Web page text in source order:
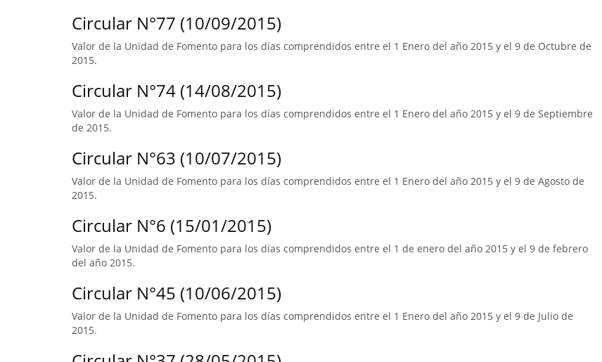
Circular N°77 (10/09/2015)
Valor de la Unidad de Fomento para los días comprendidos entre el 1 Enero del año 2015 y el 9 de Octubre de
2015.
Circular N°74 (14/08/2015)
Valor de la Unidad de Fomento para los días comprendidos entre el 1 Enero del año 2015 y el 9 de Septiembre
de 2015.
Circular N°63 (10/07/2015)
Valor de la Unidad de Fomento para los días comprendidos entre el 1 Enero del año 2015 y el 9 de Agosto de
2015.
Circular N°6 (15/01/2015)
Valor de la Unidad de Fomento para los días comprendidos entre el 1 de enero del año 2015 y el 9 de febrero
del año 2015.
Circular N°45 (10/06/2015)
Valor de la Unidad de Fomento para los días comprendidos entre el 1 Enero del año 2015 y el 9 de Julio de
2015.